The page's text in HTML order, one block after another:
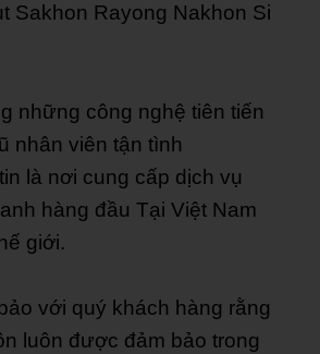
Sakhon Rayong Nakhon Si
những công nghệ tiên tiến
nhân viên tận tình
là nơi cung cấp dịch vụ
hàng đầu Tại Việt Nam
giới.
với quý khách hàng rằng
luôn được đảm bảo trong